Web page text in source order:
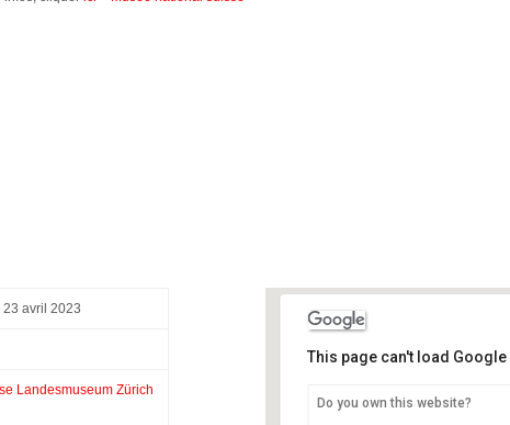
avril 2023
Landesmuseum Zürich
This page can't load
Do you own this website?